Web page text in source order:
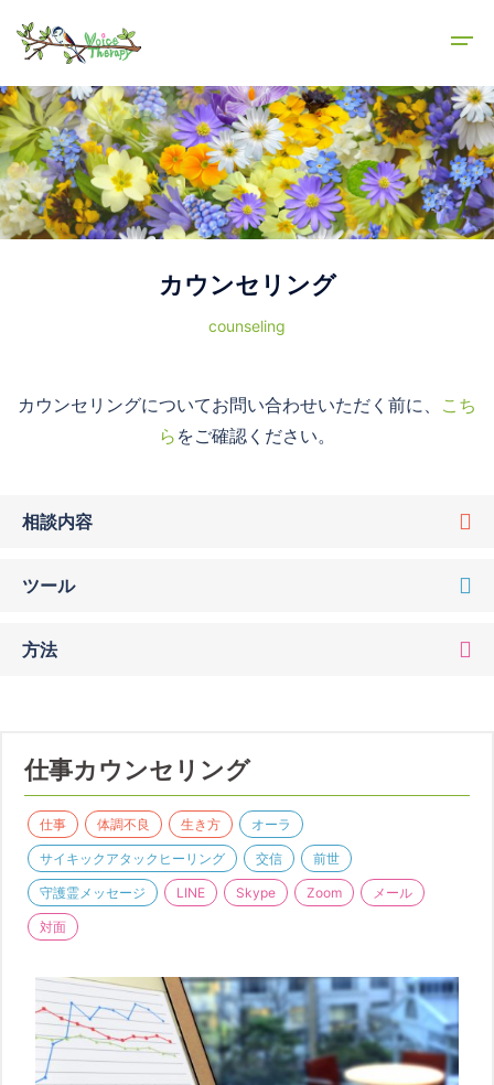
カウンセリング
counseling
カウンセリングについてお問い合わせいただく前に、 こち
ら をご確認ください。
相談内容
ツール
方法
仕事カウンセリング
仕事 体調不良 生き方 オーラ
サイキックアタックヒーリング 交信 前世
守護霊メッセージ LINE Skype Zoom メール
対面